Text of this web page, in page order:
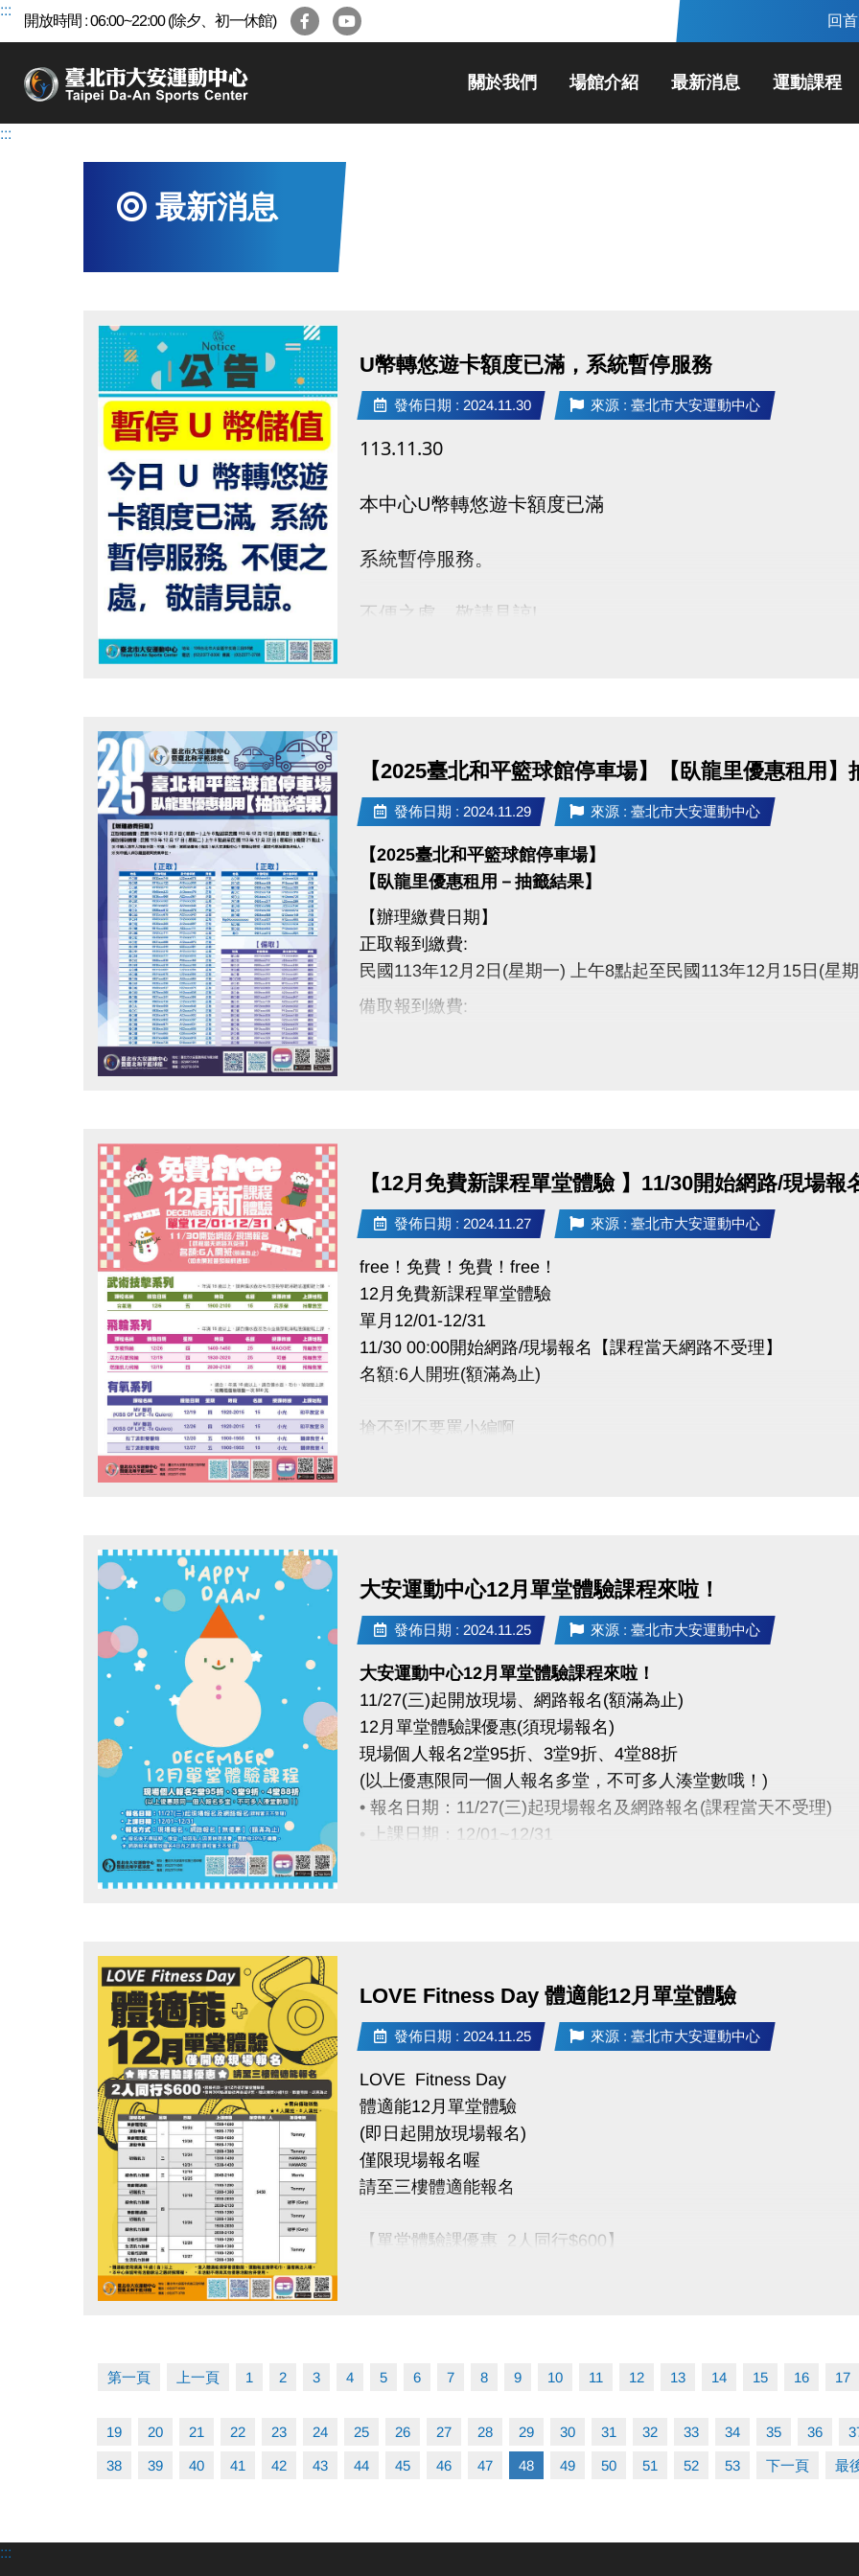
跳
區
:::
開放時間 : 06:00~22:00 (除夕、初一休館) 回
關於我們 場館介紹 最新消息 運動課程
:::
最新消息
U幣轉悠遊卡額度已滿，系統暫停服務
發佈日期 : 2024.11.30 來源 : 臺北市大安運動中心
113.11.30
本中心U幣轉悠遊卡額度已滿
系統暫停服務。
不便之處，敬請見諒!
【2025臺北和平籃球館停車場】【臥龍里優惠租用】
發佈日期 : 2024.11.29 來源 : 臺北市大安運動中心
【2025臺北和平籃球館停車場】
【臥龍里優惠租用－抽籤結果】
【辦理繳費日期】
正取報到繳費:
民國113年12月2日(星期一) 上午8點起至民國113年12月15日(星
備取報到繳費:
人。
【12月免費新課程單堂體驗 】11/30開始網路/現場報
發佈日期 : 2024.11.27 來源 : 臺北市大安運動中心
free！免費！免費！free！
12月免費新課程單堂體驗
單月12/01-12/31
11/30 00:00開始網路/現場報名【課程當天網路不受理】
名額:6人開班(額滿為止)
搶不到不要罵小編啊
大安有APP囉~
長佳Sports+ APP傳送門
APPLEhttps://reurl.cc/y60bN8
google playhttps://reurl.cc/E1yN5a
大安運動中心12月單堂體驗課程來啦！
發佈日期 : 2024.11.25 來源 : 臺北市大安運動中心
大安運動中心12月單堂體驗課程來啦！
11/27(三)起開放現場、網路報名(額滿為止)
12月單堂體驗課優惠(須現場報名)
現場個人報名2堂95折、3堂9折、4堂88折
(以上優惠限同一個人報名多堂，不可多人湊堂數哦！)
• 報名日期：11/27(三)起現場報名及網路報名(課程當天不受理)
• 上課日期：12/01~12/31
報名後不得延期、換堂，如因私人因素辦理退費，需酌收20%手
網路報名僅開放報名4日內之課程(課程當天不受理)
註冊、報名傳送門⬇
https://www.cjcf.com.tw/CG02.aspx
大安有APP囉!也可以報單堂喔~
長佳Sports+ APP傳送門↓
google playhttps://reurl.cc/E1yN5a
LOVE Fitness Day 體適能12月單堂體驗
發佈日期 : 2024.11.25 來源 : 臺北市大安運動中心
LOVE Fitness Day
體適能12月單堂體驗
(即日起開放現場報名)
僅限現場報名喔
請至三樓體適能報名
【單堂體驗課優惠 2人同行$600】
• 體適能使用須滿16歲(含)以上
• 本中心保留所有活動辦法之最終解釋權。
• 本活動不得與其他優惠活動合併使用。
第一頁 上一頁 1 2 3 4 5 6 7 8 9 10 11 12 13 14 15 16 17
19 20 21 22 23 24 25 26 27 28 29 30 31 32 33 34 35 36
38 39 40 41 42 43 44 45 46 47 48 49 50 51 52 53 下一頁 最
:::